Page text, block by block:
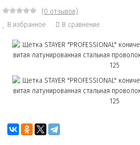
(0 отзывов)
В избранное
В сравнение